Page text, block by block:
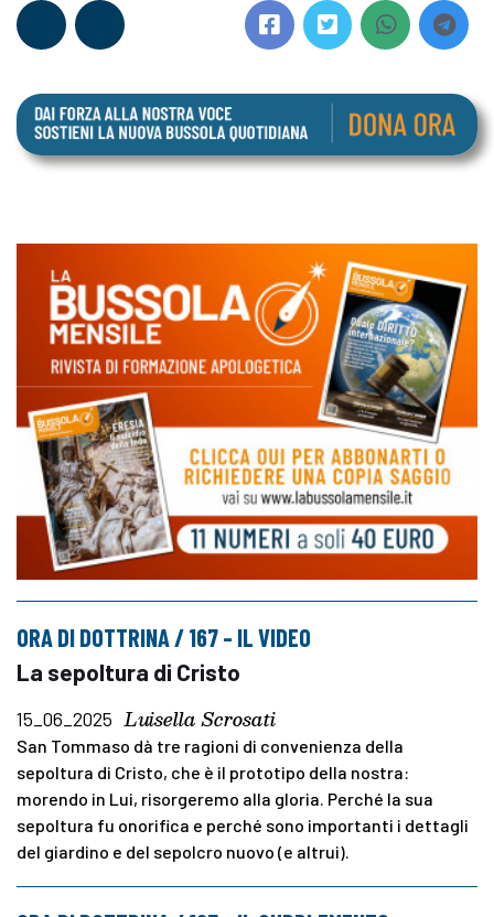
ORA DI DOTTRINA / 167 – IL VIDEO
La sepoltura di Cristo
15_06_2025 Luisella Scrosati
San Tommaso dà tre ragioni di convenienza della
sepoltura di Cristo, che è il prototipo della nostra:
morendo in Lui, risorgeremo alla gloria. Perché la sua
sepoltura fu onorifica e perché sono importanti i dettagli
del giardino e del sepolcro nuovo (e altrui).